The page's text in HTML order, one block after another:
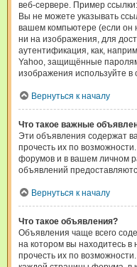
веб-сервере. Пример
Вы не можете указывать
вашем компьютере (если он
ни на изображения, для
аутентификация, как,
Yahoo, защищённые
изображения используйте в
Вернуться к началу
Что такое важные
Эти объявления содержат
прочесть их по
форумов и в вашем личном
объявлений
Вернуться к началу
Что такое объявления?
Объявления чаще всего
на котором вы находитесь
прочесть их по